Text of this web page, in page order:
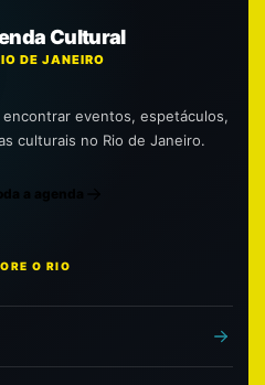
Cultural
DE JANEIRO
eventos, espetáculos,
culturais no Rio de Janeiro.
a agenda
O RIO